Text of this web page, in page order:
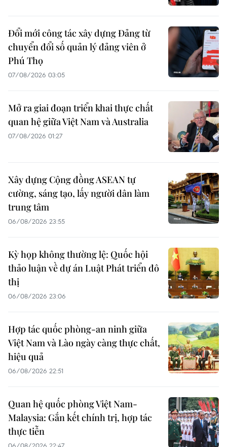
Đổi mới công tác xây dựng Đảng từ
chuyển đổi số quản lý đảng viên ở
Phú Thọ
07/08/2026 03:05
Mở ra giai đoạn triển khai thực chất
quan hệ giữa Việt Nam và Australia
07/08/2026 01:27
Xây dựng Cộng đồng ASEAN tự
cường, sáng tạo, lấy người dân làm
trung tâm
06/08/2026 23:55
Kỳ họp không thường lệ: Quốc hội
thảo luận về dự án Luật Phát triển đô
thị
06/08/2026 23:06
Hợp tác quốc phòng-an ninh giữa
Việt Nam và Lào ngày càng thực chất,
hiệu quả
06/08/2026 22:51
Quan hệ quốc phòng Việt Nam-
Malaysia: Gắn kết chính trị, hợp tác
thực tiễn